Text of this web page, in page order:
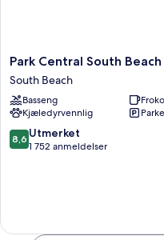
Park
Central
South
Beach
South
Beach
Park Central South Beach
South Beach
Basseng
Kjæledyrvennlig
8.6
av
8,6 Utmerket
1 752 anmeldelser